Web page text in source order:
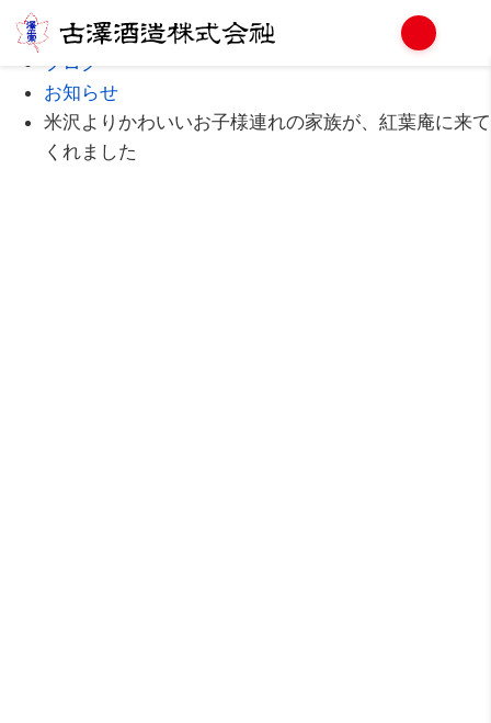
Home
ブログ
お知らせ
米沢よりかわいいお子様連れの家族が、紅葉庵に来て
くれました